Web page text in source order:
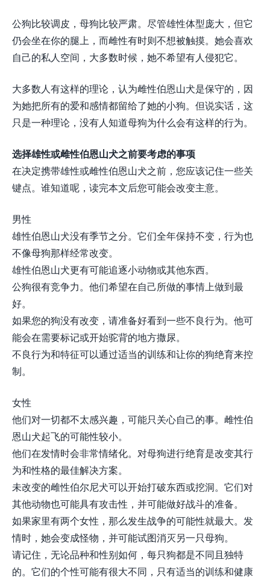
公狗比较调皮，母狗比较严肃。尽管雄性体型庞大，但它
仍会坐在你的腿上，而雌性有时则不想被触摸。她会喜欢
自己的私人空间，大多数时候，她不希望有人侵犯它。
大多数人有这样的理论，认为雌性伯恩山犬是保守的，因
为她把所有的爱和感情都留给了她的小狗。但说实话，这
只是一种理论，没有人知道母狗为什么会有这样的行为。
选择雄性或雌性伯恩山犬之前要考虑的事项
在决定携带雄性或雌性伯恩山犬之前，您应该记住一些关
键点。谁知道呢，读完本文后您可能会改变主意。
男性
雄性伯恩山犬没有季节之分。它们全年保持不变，行为也
不像母狗那样经常改变。
雄性伯恩山犬更有可能追逐小动物或其他东西。
公狗很有竞争力。他们希望在自己所做的事情上做到最
好。
如果您的狗没有改变，请准备好看到一些不良行为。他可
能会在需要标记或开始驼背的地方撒尿。
不良行为和特征可以通过适当的训练和让你的狗绝育来控
制。
女性
他们对一切都不太感兴趣，可能只关心自己的事。雌性伯
恩山犬起飞的可能性较小。
他们在发情时会非常情绪化。对母狗进行绝育是改变其行
为和性格的最佳解决方案。
未改变的雌性伯尔尼犬可以开始打破东西或挖洞。它们对
其他动物也可能具有攻击性，并可能做好战斗的准备。
如果家里有两个女性，那么发生战争的可能性就最大。发
情时，她会变成怪物，并可能试图消灭另一只母狗。
请记住，无论品种和性别如何，每只狗都是不同且独特
的。它们的个性可能有很大不同，只有适当的训练和健康